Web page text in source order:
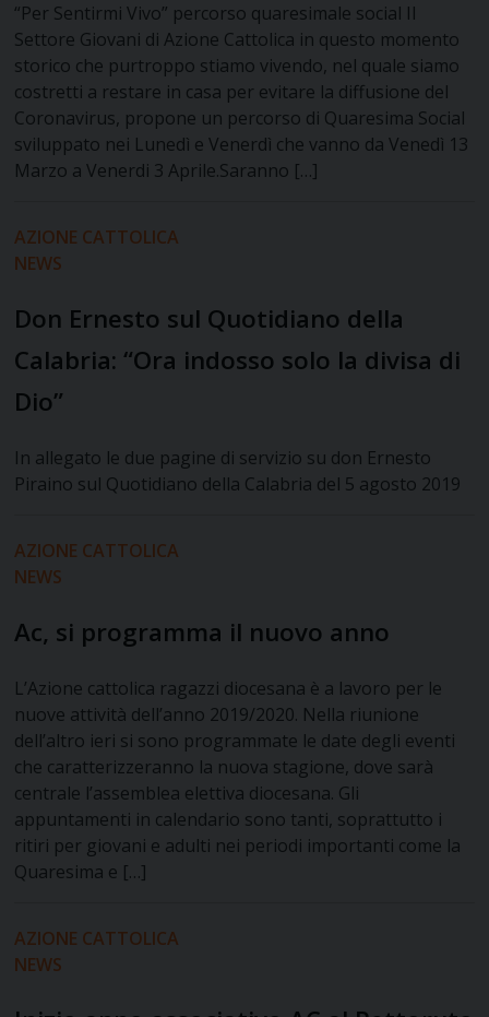
“Per Sentirmi Vivo” percorso quaresimale social Il
Settore Giovani di Azione Cattolica in questo momento
storico che purtroppo stiamo vivendo, nel quale siamo
costretti a restare in casa per evitare la diffusione del
Coronavirus, propone un percorso di Quaresima Social
sviluppato nei Lunedì e Venerdì che vanno da Venedì 13
Marzo a Venerdi 3 Aprile.Saranno […]
AZIONE CATTOLICA
NEWS
Don Ernesto sul Quotidiano della
Calabria: “Ora indosso solo la divisa di
Dio”
In allegato le due pagine di servizio su don Ernesto
Piraino sul Quotidiano della Calabria del 5 agosto 2019
AZIONE CATTOLICA
NEWS
Ac, si programma il nuovo anno
L’Azione cattolica ragazzi diocesana è a lavoro per le
nuove attività dell’anno 2019/2020. Nella riunione
dell’altro ieri si sono programmate le date degli eventi
che caratterizzeranno la nuova stagione, dove sarà
centrale l’assemblea elettiva diocesana. Gli
appuntamenti in calendario sono tanti, soprattutto i
ritiri per giovani e adulti nei periodi importanti come la
Quaresima e […]
AZIONE CATTOLICA
NEWS